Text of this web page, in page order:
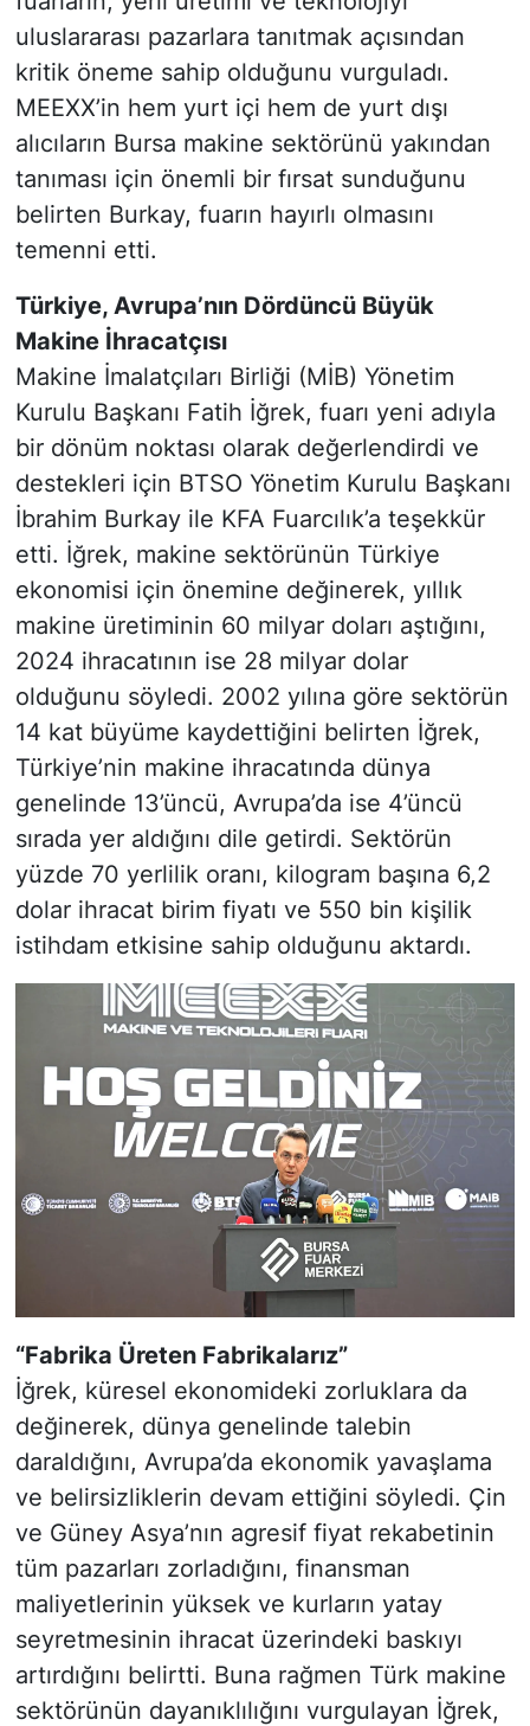
uluslararası pazarlara tanıtmak açısından
kritik öneme sahip olduğunu vurguladı.
MEEXX’in hem yurt içi hem de yurt dışı
alıcıların Bursa makine sektörünü yakından
tanıması için önemli bir fırsat sunduğunu
belirten Burkay, fuarın hayırlı olmasını
temenni etti.
Türkiye, Avrupa’nın Dördüncü Büyük
Makine İhracatçısı
Makine İmalatçıları Birliği (MİB) Yönetim
Kurulu Başkanı Fatih İğrek, fuarı yeni adıyla
bir dönüm noktası olarak değerlendirdi ve
destekleri için BTSO Yönetim Kurulu Başkanı
İbrahim Burkay ile KFA Fuarcılık’a teşekkür
etti. İğrek, makine sektörünün Türkiye
ekonomisi için önemine değinerek, yıllık
makine üretiminin 60 milyar doları aştığını,
2024 ihracatının ise 28 milyar dolar
olduğunu söyledi. 2002 yılına göre sektörün
14 kat büyüme kaydettiğini belirten İğrek,
Türkiye’nin makine ihracatında dünya
genelinde 13’üncü, Avrupa’da ise 4’üncü
sırada yer aldığını dile getirdi. Sektörün
yüzde 70 yerlilik oranı, kilogram başına 6,2
dolar ihracat birim fiyatı ve 550 bin kişilik
istihdam etkisine sahip olduğunu aktardı.
“Fabrika Üreten Fabrikalarız”
İğrek, küresel ekonomideki zorluklara da
değinerek, dünya genelinde talebin
daraldığını, Avrupa’da ekonomik yavaşlama
ve belirsizliklerin devam ettiğini söyledi. Çin
ve Güney Asya’nın agresif fiyat rekabetinin
tüm pazarları zorladığını, finansman
maliyetlerinin yüksek ve kurların yatay
seyretmesinin ihracat üzerindeki baskıyı
artırdığını belirtti. Buna rağmen Türk makine
sektörünün dayanıklılığını vurgulayan İğrek,